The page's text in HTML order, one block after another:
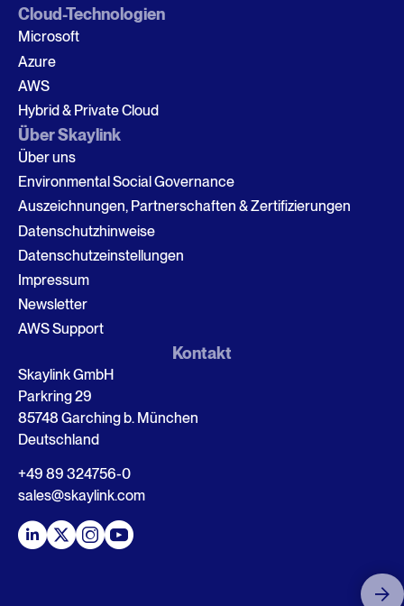
Cloud-Technologien
Microsoft
Azure
AWS
Hybrid & Private Cloud
Über Skaylink
Über uns
Environmental Social Governance
Auszeichnungen, Partnerschaften & Zertifizierungen
Datenschutzhinweise
Datenschutzeinstellungen
Impressum
Newsletter
AWS Support
Kontakt
Skaylink GmbH
Parkring 29
85748 Garching b. München
Deutschland
+49 89 324756-0
sales@skaylink.com